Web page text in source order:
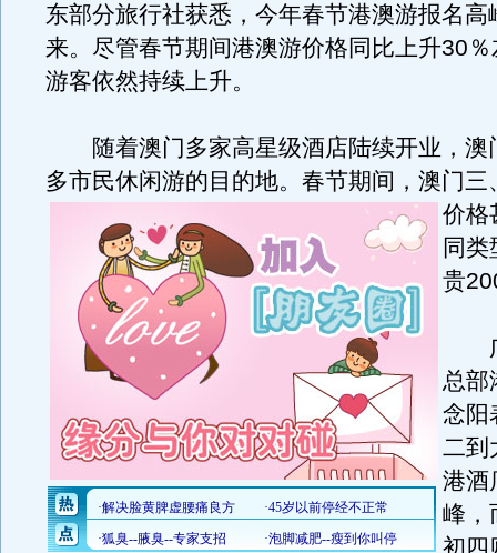
东部分旅行社获悉，今年春节港澳游报名高
来。尽管春节期间港澳游价格同比上升30
游客依然持续上升。
随着澳门多家高星级酒店陆续开业，澳
多市民休闲游的目的地。 春节期间，澳门三
价格
同
贵
广
总部
念阳
二到
港酒
峰，
初四